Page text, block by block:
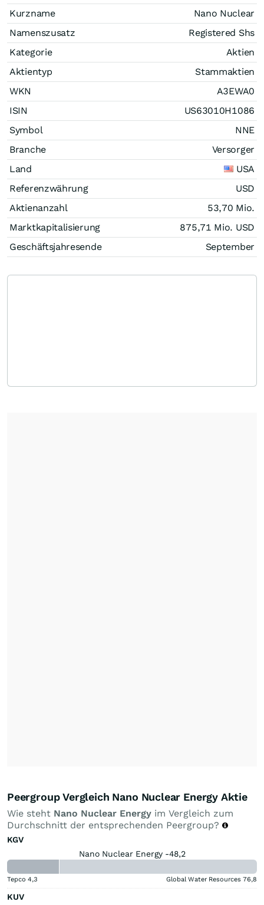
Kurzname
Nano Nuclear
Namenszusatz
Registered Shs
Kategorie
Aktien
Aktientyp
Stammaktien
WKN
A3EWA0
ISIN
US63010H1086
Symbol
NNE
Branche
Versorger
Land
USA
Referenzwährung
USD
Aktienanzahl
53,70 Mio.
Marktkapitalisierung
875,71 Mio. USD
Geschäftsjahresende
September
Peergroup Vergleich Nano Nuclear Energy Aktie
Wie steht Nano Nuclear Energy im Vergleich zum
Durchschnitt der entsprechenden Peergroup?
KGV
Nano Nuclear Energy -48,2
Tepco 4,3 Global Water Resources 76,8
KUV